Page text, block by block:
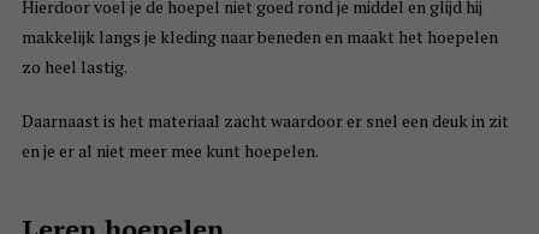
Hierdoor voel je de hoepel niet goed rond je middel en glijd hij
makkelijk langs je kleding naar beneden en maakt het hoepelen
zo heel lastig.
Daarnaast is het materiaal zacht waardoor er snel een deuk in zit
en je er al niet meer mee kunt hoepelen.